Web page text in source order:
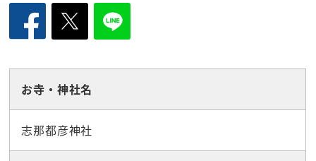
お寺・神社名
志那都彦神社